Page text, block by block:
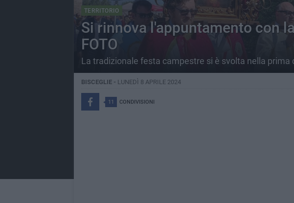
TERRITORIO
Si rinnova l'appuntamento con
FOTO
La tradizionale festa campestre si è svolta nella prima
BISCEGLIE - LUNEDÌ 8 APRILE 2024
11 CONDIVISIONI